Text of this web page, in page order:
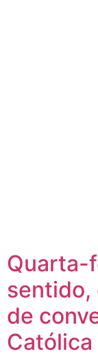
Quarta-
sentido,
de
Católica